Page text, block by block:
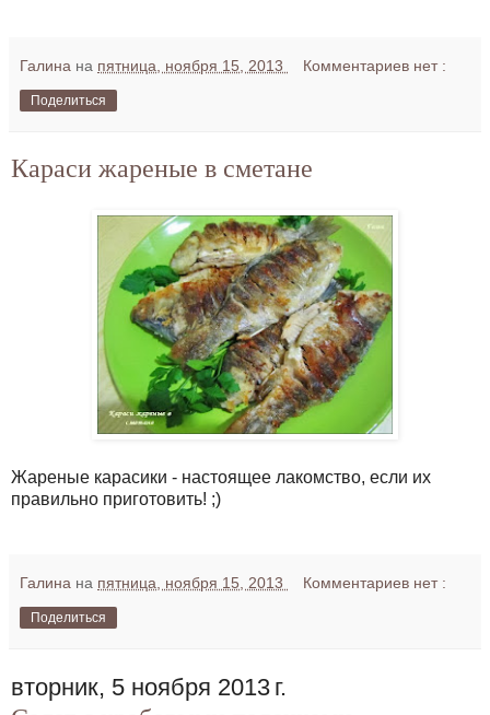
Галина на пятница, ноября 15, 2013 Комментариев нет :
Поделиться
Караси жареные в сметане
Жареные карасики - настоящее лакомство, если их
правильно приготовить! ;)
Галина на пятница, ноября 15, 2013 Комментариев нет :
Поделиться
вторник, 5 ноября 2013 г.